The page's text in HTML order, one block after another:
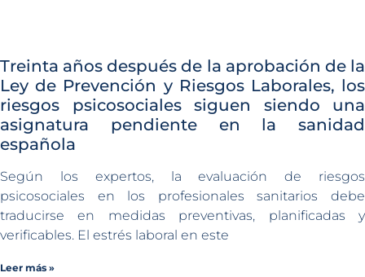
Treinta años después de la aprobación de la
Ley de Prevención y Riesgos Laborales, los
riesgos psicosociales siguen siendo una
asignatura pendiente en la sanidad
española
Según los expertos, la evaluación de riesgos
psicosociales en los profesionales sanitarios debe
traducirse en medidas preventivas, planificadas y
verificables. El estrés laboral en este
Leer más »